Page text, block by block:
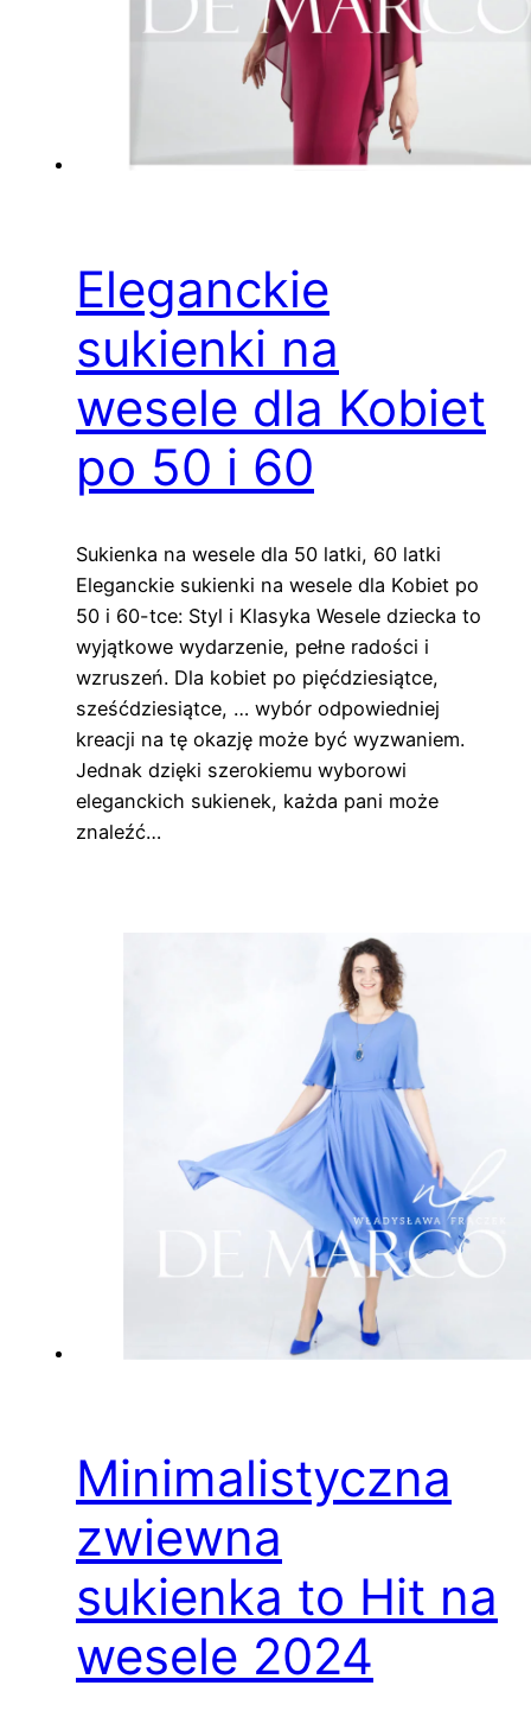
Eleganckie
sukienki na
wesele dla Kobiet
po 50 i 60
Sukienka na wesele dla 50 latki, 60 latki
Eleganckie sukienki na wesele dla Kobiet po
50 i 60-tce: Styl i Klasyka Wesele dziecka to
wyjątkowe wydarzenie, pełne radości i
wzruszeń. Dla kobiet po pięćdziesiątce,
sześćdziesiątce, … wybór odpowiedniej
kreacji na tę okazję może być wyzwaniem.
Jednak dzięki szerokiemu wyborowi
eleganckich sukienek, każda pani może
znaleźć…
Minimalistyczna
zwiewna
sukienka to Hit na
wesele 2024